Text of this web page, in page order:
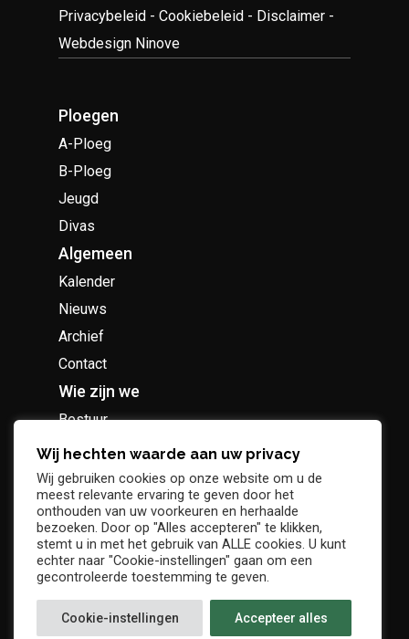
Privacybeleid -Cookiebeleid - Disclaimer -
Webdesign Ninove
Ploegen
A-Ploeg
B-Ploeg
Jeugd
Divas
Algemeen
Kalender
Nieuws
Archief
Contact
Wie zijn we
Bestuur
Geschiedenis
Supportersclub
Socio Business Club
Wij hechten waarde aan uw privacy
Wij gebruiken cookies op onze website om u de
meest relevante ervaring te geven door het
onthouden van uw voorkeuren en herhaalde
bezoeken. Door op "Alles accepteren" te klikken,
stemt u in met het gebruik van ALLE cookies. U kunt
echter naar "Cookie-instellingen" gaan om een
gecontroleerde toestemming te geven.
Cookie-instellingen Accepteer alles